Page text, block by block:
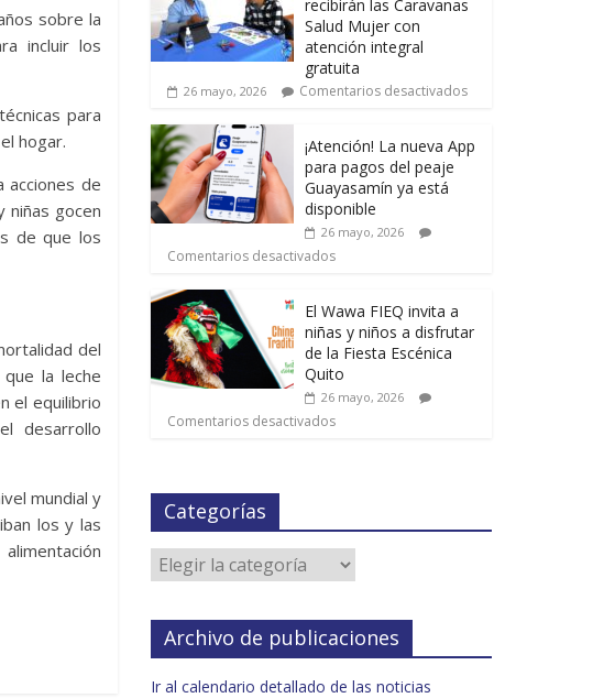
sobre la
incluir los
para
hogar.
acciones de
niñas gocen
de que los
del
la leche
el equilibrio
desarrollo
mundial y
los y las
recibirán las Caravanas
Salud Mujer con
atención integral
gratuita
26 mayo, 2026 Comentarios desactivados
¡Atención! La nueva App
para pagos del peaje
Guayasamín ya está
disponible
26 mayo, 2026
Comentarios desactivados
El Wawa FIEQ invita a
niñas y niños a disfrutar
de la Fiesta Escénica
Quito
26 mayo, 2026
Comentarios desactivados
Categorías
Archivo de publicaciones
Ir al calendario detallado de las noticias